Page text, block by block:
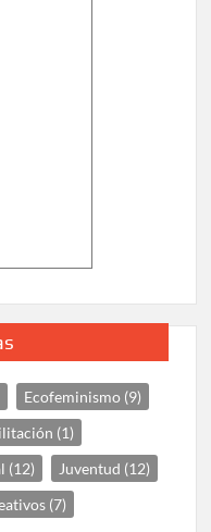
Ecofeminismo (9)
(1)
(12) Juventud (12)
(7)